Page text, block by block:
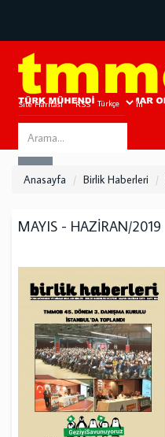
Site Haritası RSS Bize Ulaşın
Search
this
Anasayfa Birlik Haberleri
MAYIS - HAZİRAN/2019